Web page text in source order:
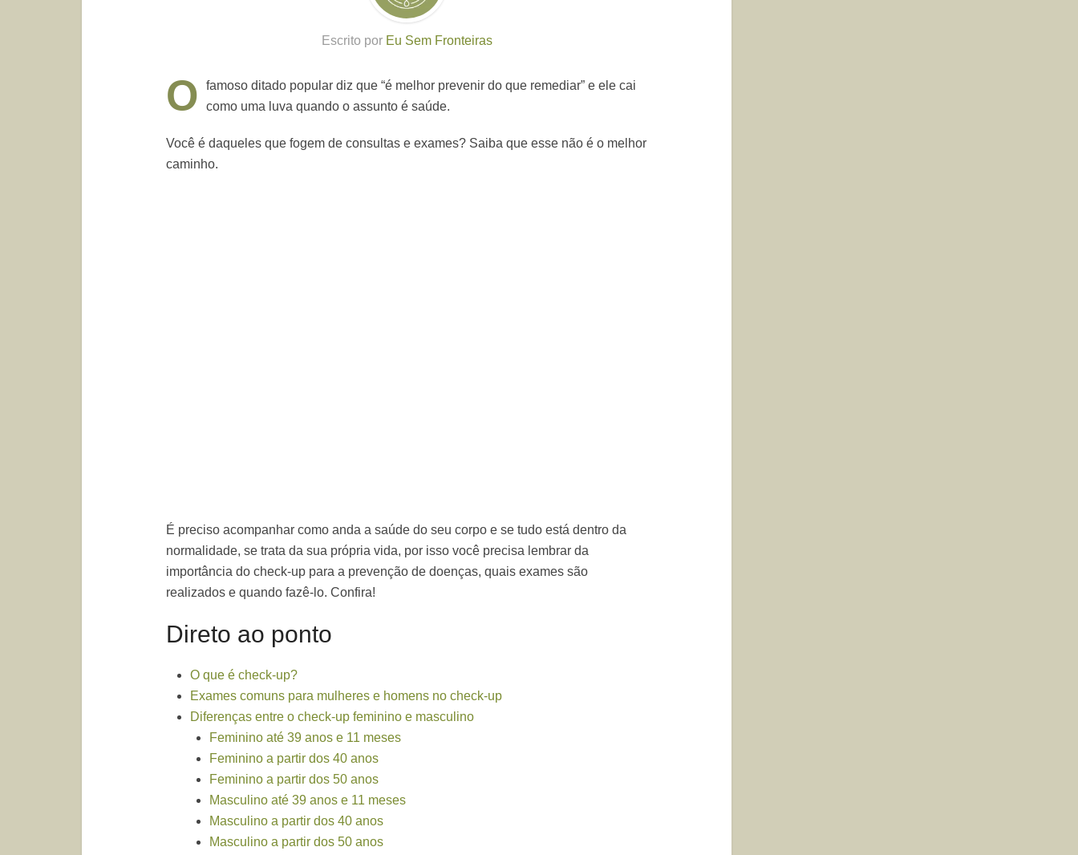
Escrito por Eu Sem Fronteiras
O
famoso ditado popular diz que “é melhor prevenir do que remediar” e ele cai
como uma luva quando o assunto é saúde.
Você é daqueles que fogem de consultas e exames? Saiba que esse não é o melhor
caminho.
É preciso acompanhar como anda a saúde do seu corpo e se tudo está dentro da
normalidade, se trata da sua própria vida, por isso você precisa lembrar da
importância do check-up para a prevenção de doenças, quais exames são
realizados e quando fazê-lo. Confira!
Direto ao ponto
O que é check-up?
Exames comuns para mulheres e homens no check-up
Diferenças entre o check-up feminino e masculino
Feminino até 39 anos e 11 meses
Feminino a partir dos 40 anos
Feminino a partir dos 50 anos
Masculino até 39 anos e 11 meses
Masculino a partir dos 40 anos
Masculino a partir dos 50 anos